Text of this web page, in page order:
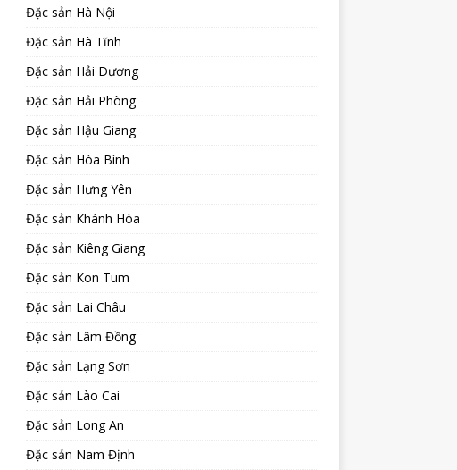
Đặc sản Hà Nội
Đặc sản Hà Tĩnh
Đặc sản Hải Dương
Đặc sản Hải Phòng
Đặc sản Hậu Giang
Đặc sản Hòa Bình
Đặc sản Hưng Yên
Đặc sản Khánh Hòa
Đặc sản Kiêng Giang
Đặc sản Kon Tum
Đặc sản Lai Châu
Đặc sản Lâm Đồng
Đặc sản Lạng Sơn
Đặc sản Lào Cai
Đặc sản Long An
Đặc sản Nam Định